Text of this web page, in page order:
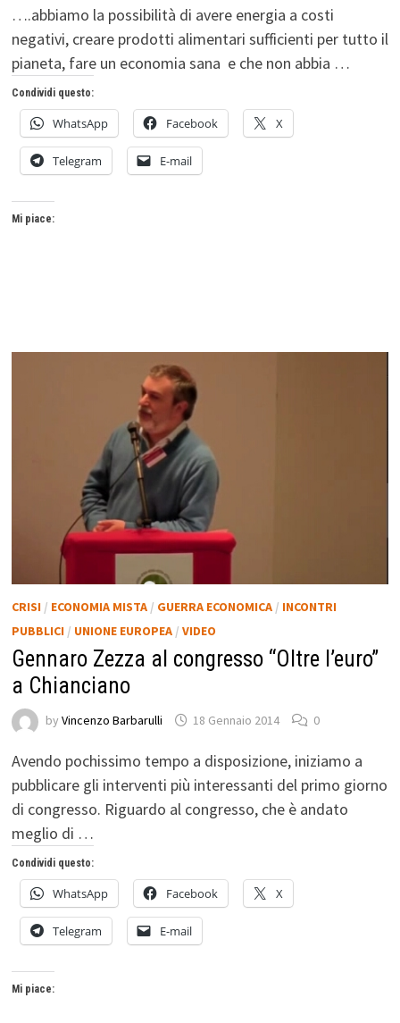
….abbiamo la possibilità di avere energia a costi
negativi, creare prodotti alimentari sufficienti per tutto il
pianeta, fare un economia sana e che non abbia …
Condividi questo:
WhatsApp Facebook X
Telegram E-mail
Mi piace:
CRISI / ECONOMIA MISTA/ GUERRA ECONOMICA/ INCONTRI
PUBBLICI / UNIONE EUROPEA/ VIDEO
Gennaro Zezza al congresso “Oltre l’euro”
a Chianciano
by Vincenzo Barbarulli 18 Gennaio 2014 0
Avendo pochissimo tempo a disposizione, iniziamo a
pubblicare gli interventi più interessanti del primo giorno
di congresso. Riguardo al congresso, che è andato
meglio di …
Condividi questo:
WhatsApp Facebook X
Telegram E-mail
Mi piace: